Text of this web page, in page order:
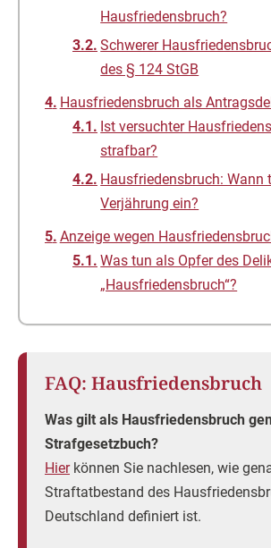
Hausfriedensbruch?
Schwerer
des § 124 StGB
Hausfriedensbruch als
Ist versuchter
strafbar?
Hausfriedensbruch: Wann
Verjährung ein?
Anzeige wegen
Was tun als Opfer des
„Hausfriedensbruch“?
FAQ: Hausfriedensbruch
Was gilt als Hausfriedensbruch
Strafgesetzbuch?
Hierkönnen Sie nachlesen, wie
Straftatbestand des
Deutschland definiert ist.